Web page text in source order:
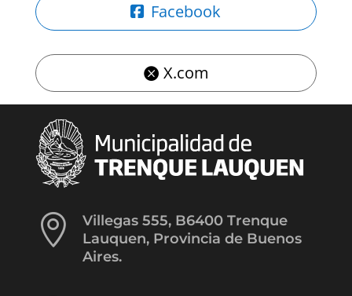
Facebook
X.com

Villegas 555, B6400 Trenque
Lauquen, Provincia de Buenos
Aires.